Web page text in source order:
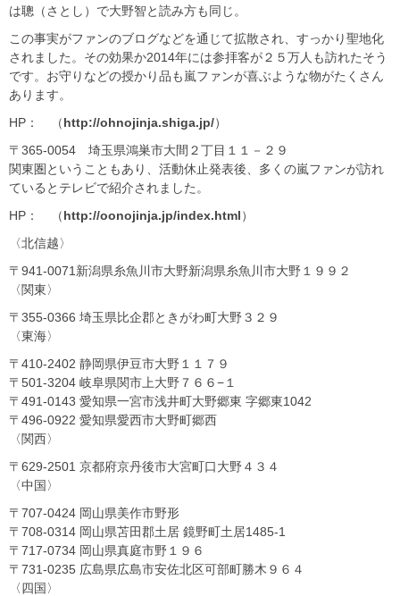
は聰（さとし）で大野智と読み方も同じ。
この事実がファンのブログなどを通じて拡散され、すっかり聖地化
されました。その効果か2014年には参拝客が２５万人も訪れたそう
です。お守りなどの授かり品も嵐ファンが喜ぶような物がたくさん
あります。
HP： （http://ohnojinja.shiga.jp/）
〒365-0054 埼玉県鴻巣市大間２丁目１１－２９
関東圏ということもあり、活動休止発表後、多くの嵐ファンが訪れ
ているとテレビで紹介されました。
HP： （http://oonojinja.jp/index.html）
〈北信越〉
〒941-0071新潟県糸魚川市大野新潟県糸魚川市大野１９９２
〈関東〉
〒355-0366 埼玉県比企郡ときがわ町大野３２９
〈東海〉
〒410-2402 静岡県伊豆市大野１１７９
〒501-3204 岐阜県関市上大野７６６−１
〒491-0143 愛知県一宮市浅井町大野郷東 字郷東1042
〒496-0922 愛知県愛西市大野町郷西
〈関西〉
〒629-2501 京都府京丹後市大宮町口大野４３４
〈中国〉
〒707-0424 岡山県美作市野形
〒708-0314 岡山県苫田郡土居 鏡野町土居1485-1
〒717-0734 岡山県真庭市野１９６
〒731-0235 広島県広島市安佐北区可部町勝木９６４
〈四国〉